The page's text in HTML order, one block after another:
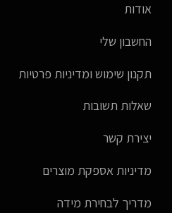
אודות
החשבון שלי
תקנון שימוש ומדיניות פרטיות
שאלות תשובות
יצירת קשר
מדיניות אספקת מוצרים
מדריך לבחירת מידה